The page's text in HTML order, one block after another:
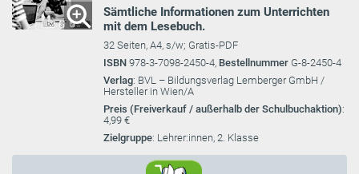
Sämtliche Informationen zum Unterrichten
mit dem Lesebuch.
32 Seiten, A4, s/w; Gratis-PDF
ISBN 978-3-7098-2450-4, Bestellnummer G-8-2450-4
Verlag: BVL – Bildungsverlag Lemberger GmbH /
Hersteller in Wien/A
Preis (Freiverkauf / außerhalb der Schulbuchaktion):
4,99 €
Zielgruppe: Lehrer:innen, 2. Klasse